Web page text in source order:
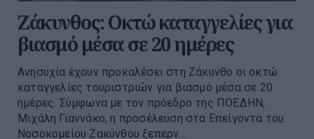
Ζάκυνθος: Οκτώ καταγγελίες για
βιασμό μέσα σε 20 ημέρες
Ανησυχία έχουν προκαλέσει στη Ζάκυνθο οι οκτώ
καταγγελίες τουριστριών για βιασμό μέσα σε 20
ημέρες. Σύμφωνα με τον πρόεδρο της ΠΟΕΔΗΝ,
Μιχάλη Γιαννάκο, η προσέλευση στα Επείγοντα του
Νοσοκομείου Ζακύνθου ξεπερν...